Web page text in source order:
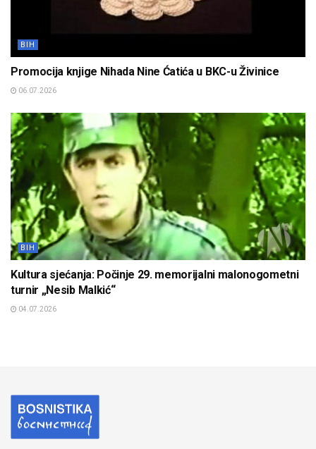
BIH
Promocija knjige Nihada Nine Ćatića u BKC-u Živinice
06.07.2026
BIH
Kultura sjećanja: Počinje 29. memorijalni malonogometni
turnir „Nesib Malkić“
04.07.2026